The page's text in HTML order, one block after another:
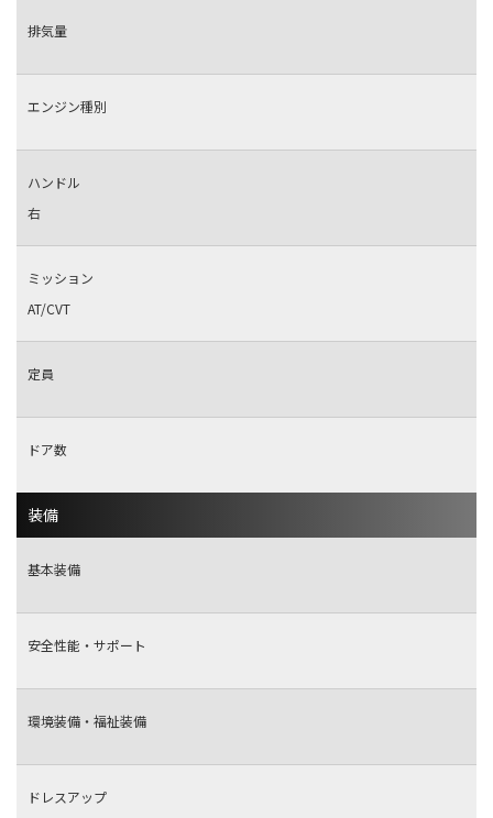
排気量
エンジン種別
ハンドル
右
ミッション
AT/CVT
定員
ドア数
装備
基本装備
安全性能・サポート
環境装備・福祉装備
ドレスアップ